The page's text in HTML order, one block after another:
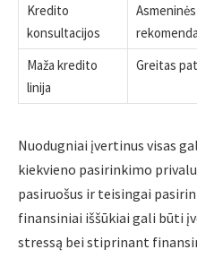
Kredito
konsultacijos
Asmeninės
Maža kredito
linija
Greitas
Nuodugniai įvertinus visas
kiekvieno pasirinkimo
pasiruošus ir teisingai
finansiniai iššūkiai gali būti
stressą bei stiprinant